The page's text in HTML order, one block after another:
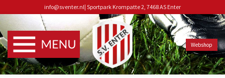
info@sventer.nl| Sportpark Krompatte 2, 7468 AS Enter
Webshop